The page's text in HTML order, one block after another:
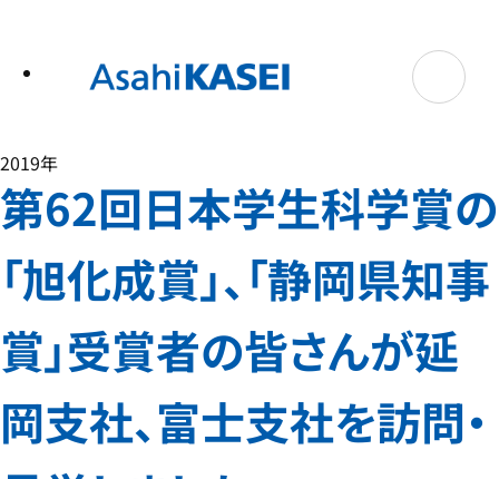
2019年
第62回日本学生科学賞の
「旭化成賞」、「静岡県知事
賞」受賞者の皆さんが延
岡支社、富士支社を訪問・